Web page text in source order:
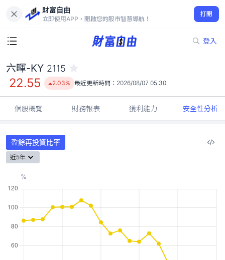
財富自由
立即使用APP，開啟您的股市智慧導航！
打開
登入
22.55
2.03%
六暉-KY 2115
22.55 2.03% 最近更新時間： 2026/08/07 05:30
個股概覽 財務報表 獲利能力 安全性分析
盈餘再投資比率
近5年